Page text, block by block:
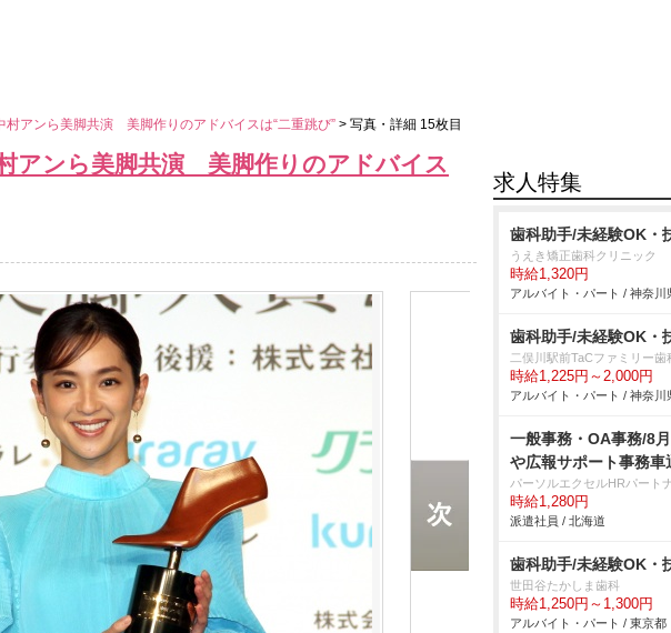
村アンら美脚共演 美脚作りのアドバイスは“二重跳び” > 写真・詳細 15枚目
アンら美脚共演 美脚作りのアドバイス
求人特集
歯科助手/未経験OK・
うえき矯正歯科クリニック
時給1,320円
アルバイト・パート / 神奈川
歯科助手/未経験OK・
二俣川駅前TaCファミリー歯
時給1,225円～2,000円
アルバイト・パート / 神奈川
一般事務・OA事務/8
広報サポート事務車
パーソルエクセルHRパート
時給1,280円
派遣社員 / 北海道
歯科助手/未経験OK・
世田谷たかしま歯科
時給1,250円～1,300円
アルバイト・パート / 東京都